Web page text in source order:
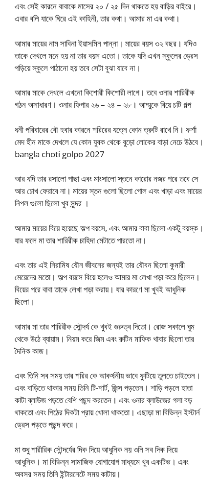
এবং সেই কারনে বাবাকে মাসের ২০ / ২৫ দিন থাকতে হয় বাড়ির বাইরে।
এবার বলি যাকে ঘিরে এই কাহিনী, তার কথা। আমার মা এর কথা।
আমার মায়ের নাম সাবিনা ইয়াসমিন পান্না। মায়ের বয়স ৩২ বছর। যদিও
তাকে দেখলে মনে হয় না তার বয়স এতো। তাকে যদি এখন স্কুলের ড্রেস
পড়িয়ে স্কুলে পাঠানো হয় তবে সেটা বুঝা যাবে না।
আমার মাকে দেখলে এখনো কিশোরী কিশোরী লাগে। তবে ওনার শারিরীক
গঠন অসাধারণ। ওনার ফিগার ২৬ – ২৪ – ২৮। আম্মুকে বিয়ে চটি গল্প
ধনী পরিবারের বৌ হবার কারনে শরিরের যত্নে কোন ত্রুটি রাখে নি। ফর্শা
মেদ হীন মাকে দেখলে যে কোন যুবক থেকে বুড়ো লোকের বাড়া নেচে উঠবে।
bangla choti golpo 2027
আর যদি তার রসালো পাছা এবং মাংসালো স্তনে কারোর নজর পরে তবে সে
আর চোখ ফেরাবে না। মায়ের স্তন গুলো ছিলো গোল এবং খাড়া এবং মায়ের
নিপল গুলো ছিলো খুব সুন্দর ।
আমার মায়ের বিয়ে হয়েছে অল্প বয়সে, এবং আমার বাবা ছিলো একটু বয়স্ক।
যার ফলে মা তার শারিরীক চাহিদা মেটাতে পারতো না।
এবং তার এই নিরামিষ যৌন জীবনের জন্যই তার যৌবন ছিলো কুমারী
মেয়েদের মতো। অল্প বয়সে বিয়ে হলেও আমার মা লেখা পড়া করে ছিলেন।
বিয়ের পরে বাবা তাকে লেখা পড়া করায়। যার কারণে মা খুবই আধুনিক
ছিলো।
আমার মা তার শারিরীক সৌন্দর্য কে খুবই গুরুত্ব দিতো। রোজ সকালে ঘুম
থেকে উঠে ব্যায়াম। নিয়ম করে জিম এবং রুটিন মাফিক খাবার ছিলো তার
দৈনিক কাজ।
এবং তিনি সব সময় তার শরির কে আকর্ষনীয় ভাবে ফুটিয়ে তুলতে চাইতেন।
এবং বাড়িতে থাকার সময় তিনি টি-শার্ট, জিন্স পড়তেন। শাড়ি পড়লে হাতা
কাটা ব্লাউজ পড়তে বেশি পছন্দ করতেন। এবং ওনার ব্লাউজের গলা বড়
থাকতো এবং পিঠের দিকটা প্রায় খোলা থাকতো। এছাড়া মা বিভিন্ন ইস্টার্ন
ড্রেস পড়তে পছন্দ করে।
মা শুধু শারীরিক সৌন্দর্যের দিক দিয়ে আধুনিক নয় ওনি সব দিক দিয়ে
আধুনিক। মা বিভিন্ন সামাজিক যোগাযোগ মাধ্যমে খুব একটিভ। এবং
অবসর সময় তিনি ইন্টারনেটে সময় কাটায়।